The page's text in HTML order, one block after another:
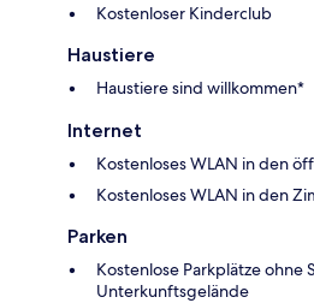
Kostenloser Kinderclub
Haustiere
Haustiere sind willkommen*
Internet
Kostenloses WLAN in den
Kostenloses WLAN in den
Parken
Kostenlose Parkplätze ohne
Unterkunftsgelände